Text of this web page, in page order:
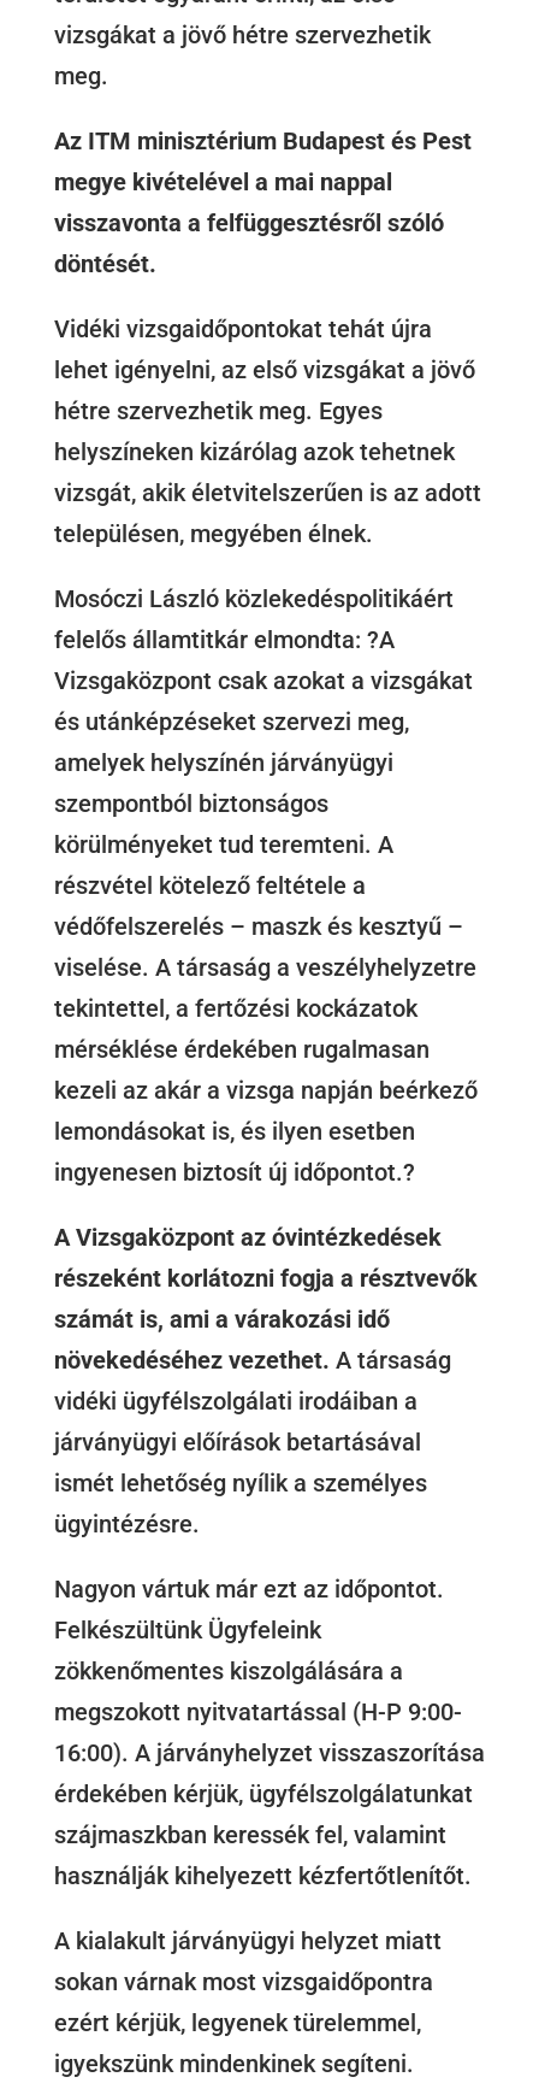
vizsgákat a jövő hétre szervezhetik
meg.
Az ITM minisztérium Budapest és Pest
megye kivételével a mai nappal
visszavonta a felfüggesztésről szóló
döntését.
Vidéki vizsgaidőpontokat tehát újra
lehet igényelni, az első vizsgákat a jövő
hétre szervezhetik meg. Egyes
helyszíneken kizárólag azok tehetnek
vizsgát, akik életvitelszerűen is az adott
településen, megyében élnek.
Mosóczi László közlekedéspolitikáért
felelős államtitkár elmondta: ?A
Vizsgaközpont csak azokat a vizsgákat
és utánképzéseket szervezi meg,
amelyek helyszínén járványügyi
szempontból biztonságos
körülményeket tud teremteni. A
részvétel kötelező feltétele a
védőfelszerelés – maszk és kesztyű –
viselése. A társaság a veszélyhelyzetre
tekintettel, a fertőzési kockázatok
mérséklése érdekében rugalmasan
kezeli az akár a vizsga napján beérkező
lemondásokat is, és ilyen esetben
ingyenesen biztosít új időpontot.?
A Vizsgaközpont az óvintézkedések
részeként korlátozni fogja a résztvevők
számát is, ami a várakozási idő
növekedéséhez vezethet. A társaság
vidéki ügyfélszolgálati irodáiban a
járványügyi előírások betartásával
ismét lehetőség nyílik a személyes
ügyintézésre.
Nagyon vártuk már ezt az időpontot.
Felkészültünk Ügyfeleink
zökkenőmentes kiszolgálására a
megszokott nyitvatartással (H-P 9:00-
16:00). A járványhelyzet visszaszorítása
érdekében kérjük, ügyfélszolgálatunkat
szájmaszkban keressék fel, valamint
használják kihelyezett kézfertőtlenítőt.
A kialakult járványügyi helyzet miatt
sokan várnak most vizsgaidőpontra
ezért kérjük, legyenek türelemmel,
igyekszünk mindenkinek segíteni.